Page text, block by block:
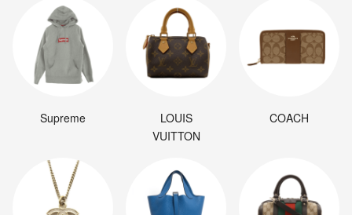
Supreme
LOUIS
VUITTON
COACH